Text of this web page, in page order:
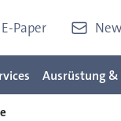
E-Paper
Ausrüstung &